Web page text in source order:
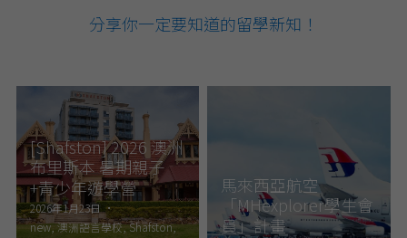
分享你一定要知道的留學新知！
[Shafston] 2026 澳洲
布里斯本 暑期親子
+青少年遊學營
2026年1月23日 ·
new,澳洲語言學校,Shafston,
馬來西亞航空
「MHexplorer學生會
員」計畫